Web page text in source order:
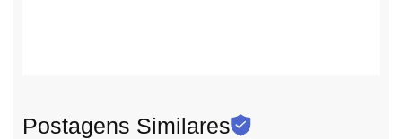
Postagens Similares